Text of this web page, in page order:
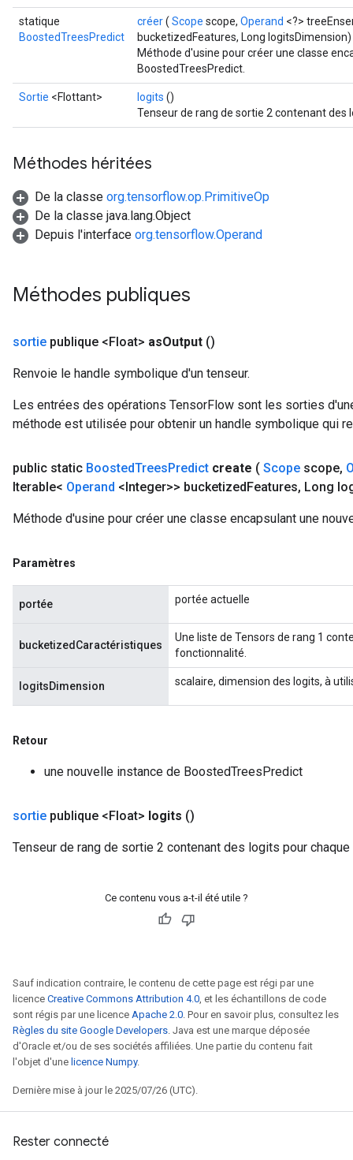
statique
BoostedTreesPredict
créer( Scope scope, Operand <?>
bucketizedFeatures, Long logitsDimension)
Méthode d'usine pour créer une classe
BoostedTreesPredict.
Sortie <Flottant> logits ()
Tenseur de rang de sortie 2 contenant des
Méthodes héritées
De la classe org.tensorflow.op.PrimitiveOp
De la classe java.lang.Object
Depuis l'interface org.tensorflow.Operand
Méthodes publiques
sortie publique <Float> asOutput ()
Renvoie le handle symbolique d'un tenseur.
Les entrées des opérations TensorFlow sont les sorties
méthode est utilisée pour obtenir un handle symbolique qui
public static BoostedTreesPredict create ( Scope scope,
Iterable< Operand <Integer>> bucketizedFeatures, Long
Méthode d'usine pour créer une classe encapsulant une
Paramètres
portée portée actuelle
bucketizedCaractéristiques
Une liste de Tensors de rang 1
fonctionnalité.
logitsDimension scalaire, dimension des logits, à
Retour
une nouvelle instance de BoostedTreesPredict
sortie publique <Float> logits ()
Tenseur de rang de sortie 2 contenant des logits pour
Ce contenu vous a-t-il été utile ?
Sauf indication contraire, le contenu de cette page est régi par une
licence Creative Commons Attribution 4.0, et les échantillons de code
sont régis par une licence Apache 2.0. Pour en savoir plus, consultez les
Règles du site Google Developers. Java est une marque déposée
d'Oracle et/ou de ses sociétés affiliées. Une partie du contenu fait
l'objet d'une licence Numpy.
Dernière mise à jour le 2025/07/26 (UTC).
Rester connecté